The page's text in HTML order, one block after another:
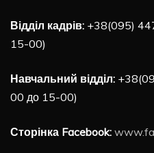
Відділ кадрів: +38(095)
15-00)
Навчальний відділ:
00 до 15-00)
Сторінка Facebook: